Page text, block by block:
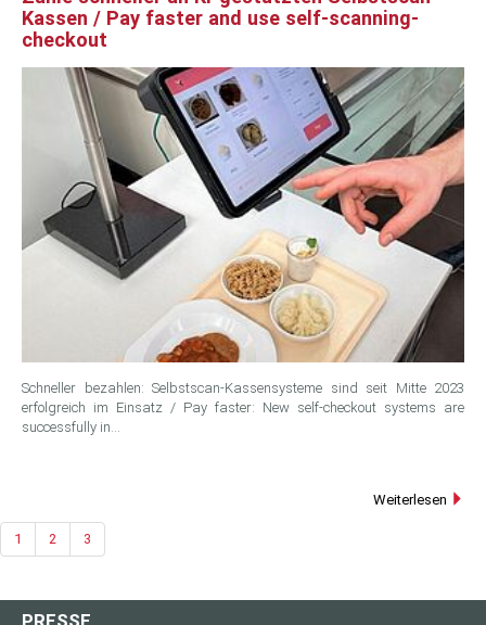
Kassen / Pay faster and use self-scanning-
checkout
Schneller bezahlen: Selbstscan-Kassensysteme sind seit Mitte 2023
erfolgreich im Einsatz / Pay faster: New self-checkout systems are
successfully in…
Weiterlesen
1 2 3